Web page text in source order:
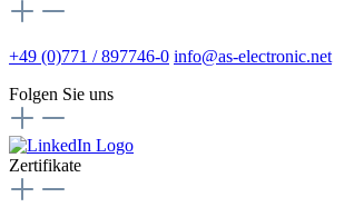
+49 (0)771 / 897746-0 info@as-electronic.net
Folgen Sie uns
Zertifikate